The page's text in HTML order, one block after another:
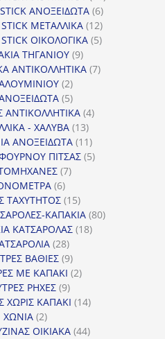
προϊόντα
ΑΝΟΞΕΙΔΩΤΑ 66
προϊόντα
ΜΕΤΑΛΛΙΚΑ 1212
προϊόντα
ΟΙΚΟΛΟΓΙΚΑ 55
ΤΗΓΑΝΙΟΥ 99
προϊόντα
ΑΝΤΙΚΟΛΛΗΤΙΚΑ 77
22
προϊόντα
55
προϊόντα
ΑΝΤΙΚΟΛΛΗΤΙΚΑ 44
- ΧΑΛΥΒΑ 1313
προϊόντα
ΑΝΟΞΕΙΔΩΤΑ 1111
προϊόντα
ΠΙΤΣΑΣ 55
77
66
προϊόντα
ΤΑΧΥΤΗΤΟΣ 1515
προϊόντα
ΚΑΠΑΚΙΑ 8080
ΚΑΤΣΑΡΟΛΑΣ 1818
2828
προϊόντα
ΒΑΘΙΕΣ 99
προϊόντα
ΜΕ ΚΑΠΑΚΙ 22
ΡΗΧΕΣ 99
προϊόντα
ΧΩΡΙΣ ΚΑΠΑΚΙ 1414
ΧΩΝΙΑ 22
προϊόντα
ΟΙΚΙΑΚΑ 4444